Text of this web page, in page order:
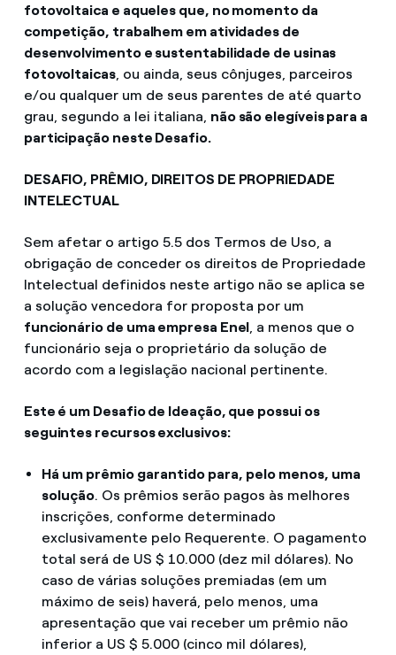
fotovoltaica e aqueles que, no momento da
competição, trabalhem em atividades de
desenvolvimento e sustentabilidade de usinas
fotovoltaicas, ou ainda, seus cônjuges, parceiros
e/ou qualquer um de seus parentes de até quarto
grau, segundo a lei italiana, não são elegíveis para a
participação neste Desafio.
DESAFIO, PRÊMIO, DIREITOS DE PROPRIEDADE
INTELECTUAL
Sem afetar o artigo 5.5 dos Termos de Uso, a
obrigação de conceder os direitos de Propriedade
Intelectual definidos neste artigo não se aplica se
a solução vencedora for proposta por um
funcionário de uma empresa Enel , a menos que o
funcionário seja o proprietário da solução de
acordo com a legislação nacional pertinente.
Este é um Desafio de Ideação, que possui os
seguintes recursos exclusivos:
Há um prêmio garantido para, pelo menos, uma
solução. Os prêmios serão pagos às melhores
inscrições, conforme determinado
exclusivamente pelo Requerente. O pagamento
total será de US $ 10.000 (dez mil dólares). No
caso de várias soluções premiadas (em um
máximo de seis) haverá, pelo menos, uma
apresentação que vai receber um prêmio não
inferior a US $ 5.000 (cinco mil dólares),